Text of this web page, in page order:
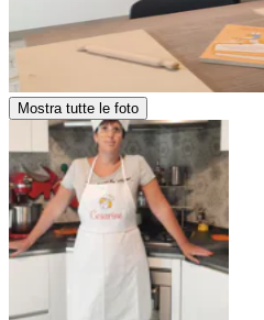
Mostra tutte le foto